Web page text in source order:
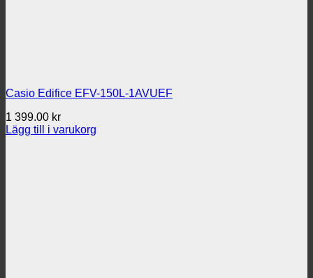
Casio Edifice EFV-150L-1AVUEF
1 399.00 kr
Lägg till i varukorg